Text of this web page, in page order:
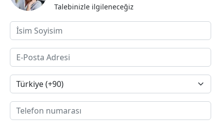
Talebinizle ilgileneceğiz